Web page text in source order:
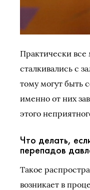
Практически все
сталкивались с
тому могут быть
именно от них
этого
Что делать,
перепадов
Такое
возникает в